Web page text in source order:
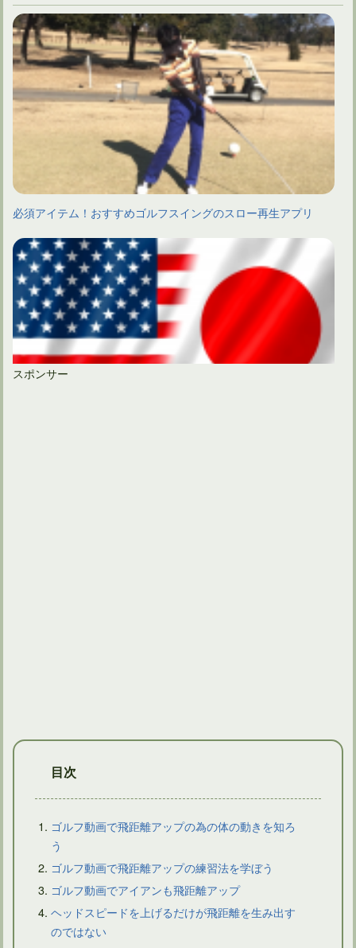
必須アイテム！おすすめゴルフスイングのスロー再生アプリ
ゴルフダイジェストの動画を活用するスイング分析法とは
スポンサー
目次
ゴルフ動画で飛距離アップの為の体の動きを知ろ
う
ゴルフ動画で飛距離アップの練習法を学ぼう
ゴルフ動画でアイアンも飛距離アップ
ヘッドスピードを上げるだけが飛距離を生み出す
のではない